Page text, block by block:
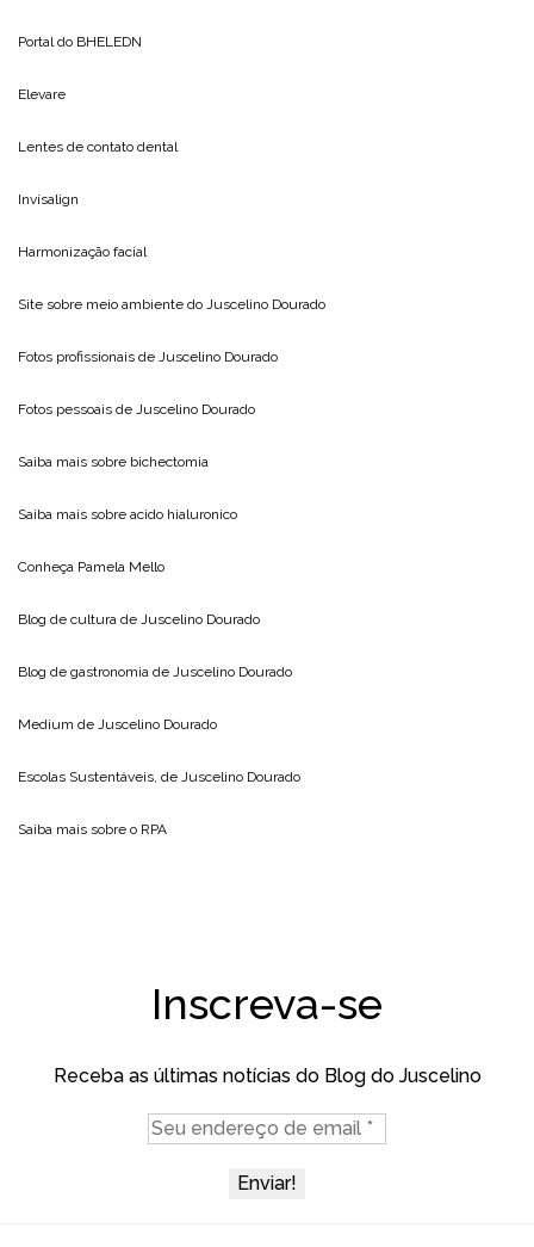
Portal do BHELEDN
Elevare
Lentes de contato dental
Invisalign
Harmonização facial
Site sobre meio ambiente do Juscelino Dourado
Fotos profissionais de Juscelino Dourado
Fotos pessoais de Juscelino Dourado
Saiba mais sobre bichectomia
Saiba mais sobre acido hialuronico
Conheça Pamela Mello
Blog de cultura de Juscelino Dourado
Blog de gastronomia de Juscelino Dourado
Medium de Juscelino Dourado
Escolas Sustentáveis, de Juscelino Dourado
Saiba mais sobre o RPA
Inscreva-se
Receba as últimas notícias do Blog do Juscelino